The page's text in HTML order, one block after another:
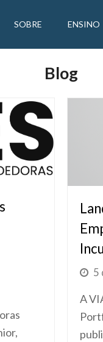
SOBRE ENSINO
Blog
5
A